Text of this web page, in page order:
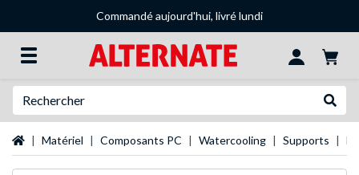
Commandé aujourd'hui, livré lundi
Page d'accueil
Matériel Composants PC Watercooling Supports